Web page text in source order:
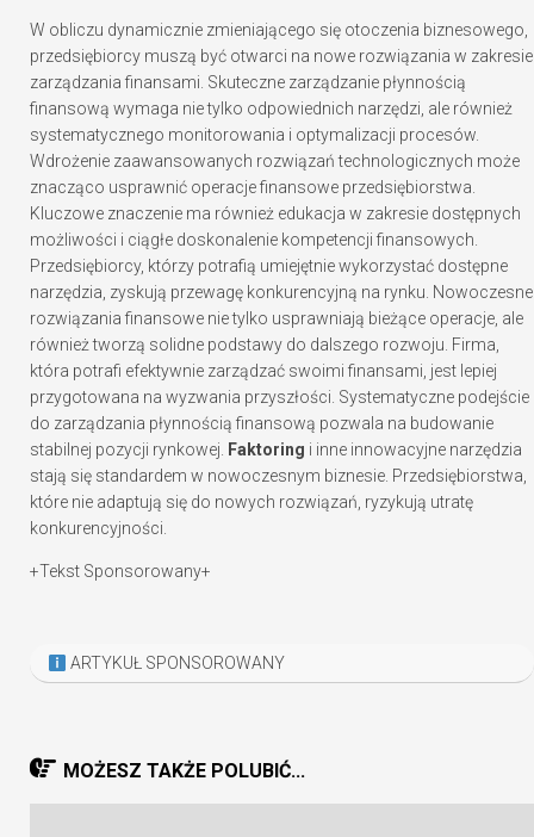
W obliczu dynamicznie zmieniającego się otoczenia biznesowego,
przedsiębiorcy muszą być otwarci na nowe rozwiązania w zakresie
zarządzania finansami. Skuteczne zarządzanie płynnością
finansową wymaga nie tylko odpowiednich narzędzi, ale również
systematycznego monitorowania i optymalizacji procesów.
Wdrożenie zaawansowanych rozwiązań technologicznych może
znacząco usprawnić operacje finansowe przedsiębiorstwa.
Kluczowe znaczenie ma również edukacja w zakresie dostępnych
możliwości i ciągłe doskonalenie kompetencji finansowych.
Przedsiębiorcy, którzy potrafią umiejętnie wykorzystać dostępne
narzędzia, zyskują przewagę konkurencyjną na rynku. Nowoczesne
rozwiązania finansowe nie tylko usprawniają bieżące operacje, ale
również tworzą solidne podstawy do dalszego rozwoju. Firma,
która potrafi efektywnie zarządzać swoimi finansami, jest lepiej
przygotowana na wyzwania przyszłości. Systematyczne podejście
do zarządzania płynnością finansową pozwala na budowanie
stabilnej pozycji rynkowej. Faktoring i inne innowacyjne narzędzia
stają się standardem w nowoczesnym biznesie. Przedsiębiorstwa,
które nie adaptują się do nowych rozwiązań, ryzykują utratę
konkurencyjności.
+Tekst Sponsorowany+
ARTYKUŁ SPONSOROWANY
MOŻESZ TAKŻE POLUBIĆ...